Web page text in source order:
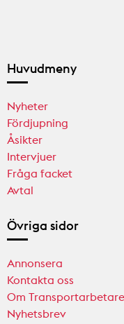
Huvudmeny
Nyheter
Fördjupning
Åsikter
Intervjuer
Fråga facket
Avtal
Övriga sidor
Annonsera
Kontakta oss
Om
Nyhetsbrev